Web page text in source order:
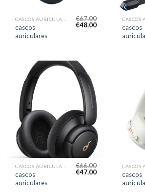
cascos
auriculares
€67.00
€48.00
cascos
cascos
auriculares
€66.00
€47.00
cascos